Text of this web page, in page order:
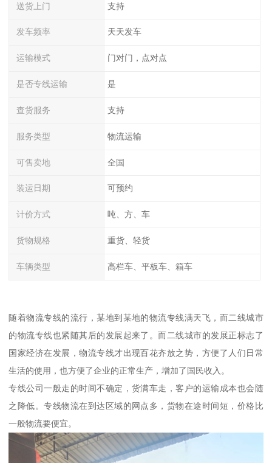
送货上门 支持
发车频率 天天发车
运输模式 门对门，点对点
是否专线运输 是
查货服务 支持
服务类型 物流运输
可售卖地 全国
装运日期 可预约
计价方式 吨、方、车
货物规格 重货、轻货
车辆类型 高栏车、平板车、箱车
随着物流专线的流行，某地到某地的物流专线满天飞，而二线城市
的物流专线也紧随其后的发展起来了。而二线城市的发展正标志了
国家经济在发展，物流专线才出现百花齐放之势，方便了人们日常
生活的使用，也方便了企业的正常生产，增加了国民收入。
专线公司一般走的时间不确定，货满车走，客户的运输成本也会随
之降低。专线物流在到达区域的网点多，货物在途时间短，价格比
一般物流要便宜。